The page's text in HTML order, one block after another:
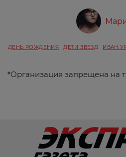
ДЕНЬ РОЖДЕНИЯ ДЕТИ ЗВЕЗД ИВАН
*Организация запрещена на